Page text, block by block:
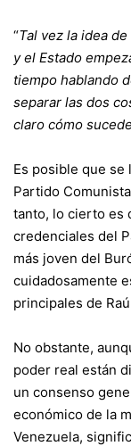
“Tal vez la idea
y el Estado
tiempo hablando
separar las dos
claro cómo
Es posible que se
Partido
tanto, lo cierto es
credenciales del
más joven del
cuidadosamente
principales de
No obstante,
poder real están
un consenso
económico de la
Venezuela,